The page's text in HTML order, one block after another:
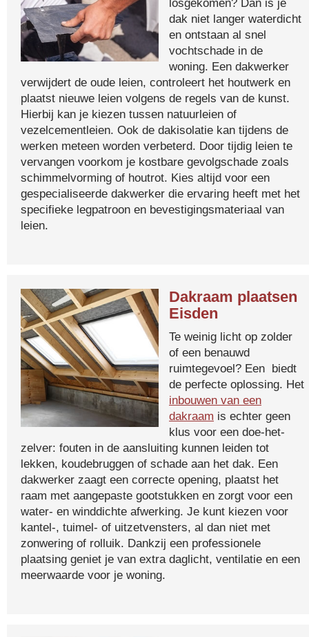
losgekomen? Dan is je
dak niet langer waterdicht
en ontstaan al snel
vochtschade in de
woning. Een dakwerker
verwijdert de oude leien, controleert het houtwerk en
plaatst nieuwe leien volgens de regels van de kunst.
Hierbij kan je kiezen tussen natuurleien of
vezelcementleien. Ook de dakisolatie kan tijdens de
werken meteen worden verbeterd. Door tijdig leien te
vervangen voorkom je kostbare gevolgschade zoals
schimmelvorming of houtrot. Kies altijd voor een
gespecialiseerde dakwerker die ervaring heeft met het
specifieke legpatroon en bevestigingsmateriaal van
leien.
Dakraam plaatsen
Eisden
Te weinig licht op zolder
of een benauwd
ruimtegevoel? Een biedt
de perfecte oplossing. Het
inbouwen van een
dakraam is echter geen
klus voor een doe-het-
zelver: fouten in de aansluiting kunnen leiden tot
lekken, koudebruggen of schade aan het dak. Een
dakwerker zaagt een correcte opening, plaatst het
raam met aangepaste gootstukken en zorgt voor een
water- en winddichte afwerking. Je kunt kiezen voor
kantel-, tuimel- of uitzetvensters, al dan niet met
zonwering of rolluik. Dankzij een professionele
plaatsing geniet je van extra daglicht, ventilatie en een
meerwaarde voor je woning.